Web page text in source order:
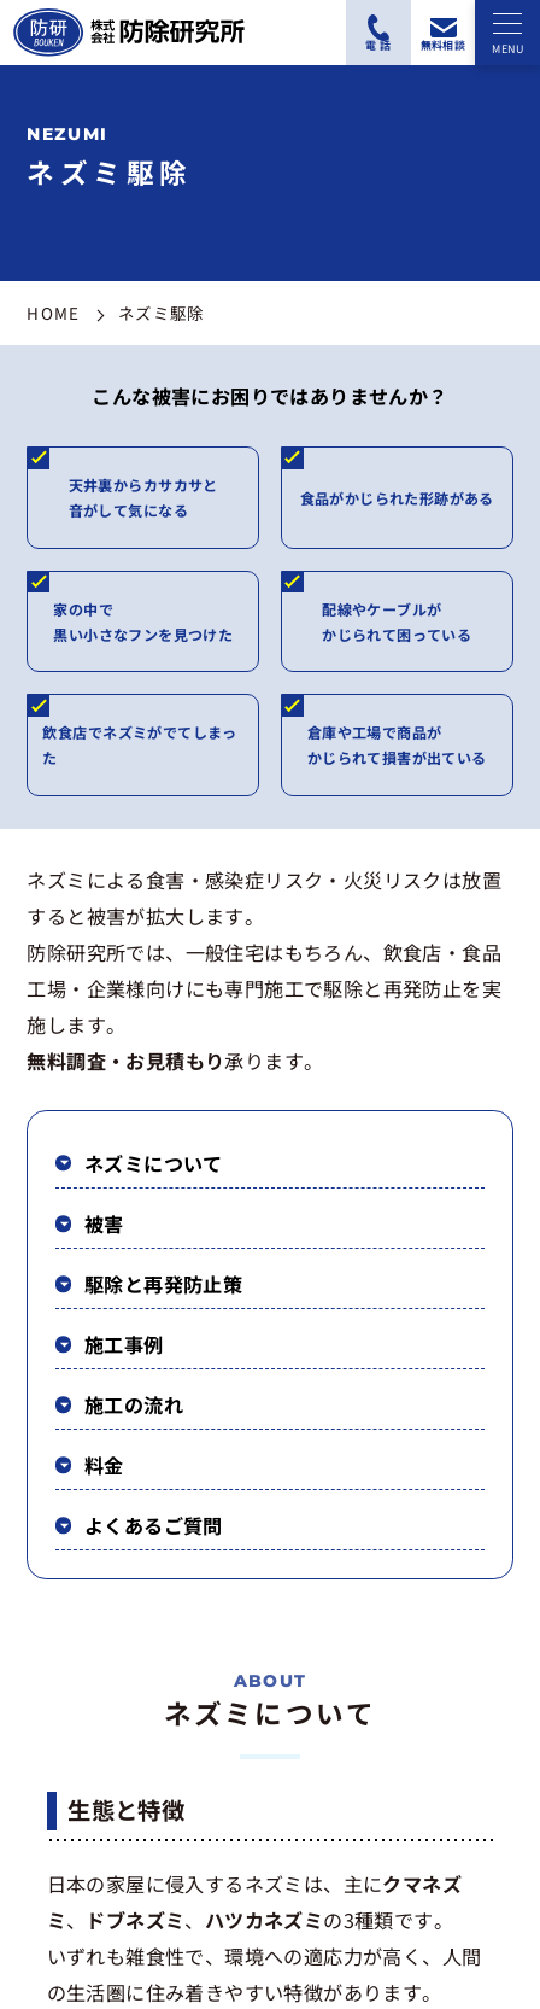
ネズミ駆除
HOME ネズミ駆除
こんな被害にお困りではありませんか？
天井裏からカサカサと
音がして気になる
食品がかじられた形跡がある
家の中で
黒い小さなフンを見つけた
配線やケーブルが
かじられて困っている
飲食店でネズミがでてしまっ
た
倉庫や工場で商品が
かじられて損害が出ている
ネズミによる食害・感染症リスク・火災リスクは放置
すると被害が拡大します。
防除研究所では、一般住宅はもちろん、飲食店・食品
工場・企業様向けにも専門施工で駆除と再発防止を実
施します。
無料調査・お見積もり承ります。
ネズミについて
被害
駆除と再発防止策
施工事例
施工の流れ
料金
よくあるご質問
ネズミについて
生態と特徴
日本の家屋に侵入するネズミは、主にクマネズ
ミ、 ドブネズミ、 ハツカネズミの3種類です。
いずれも雑食性で、環境への適応力が高く、人間
の生活圏に住み着きやすい特徴があります。